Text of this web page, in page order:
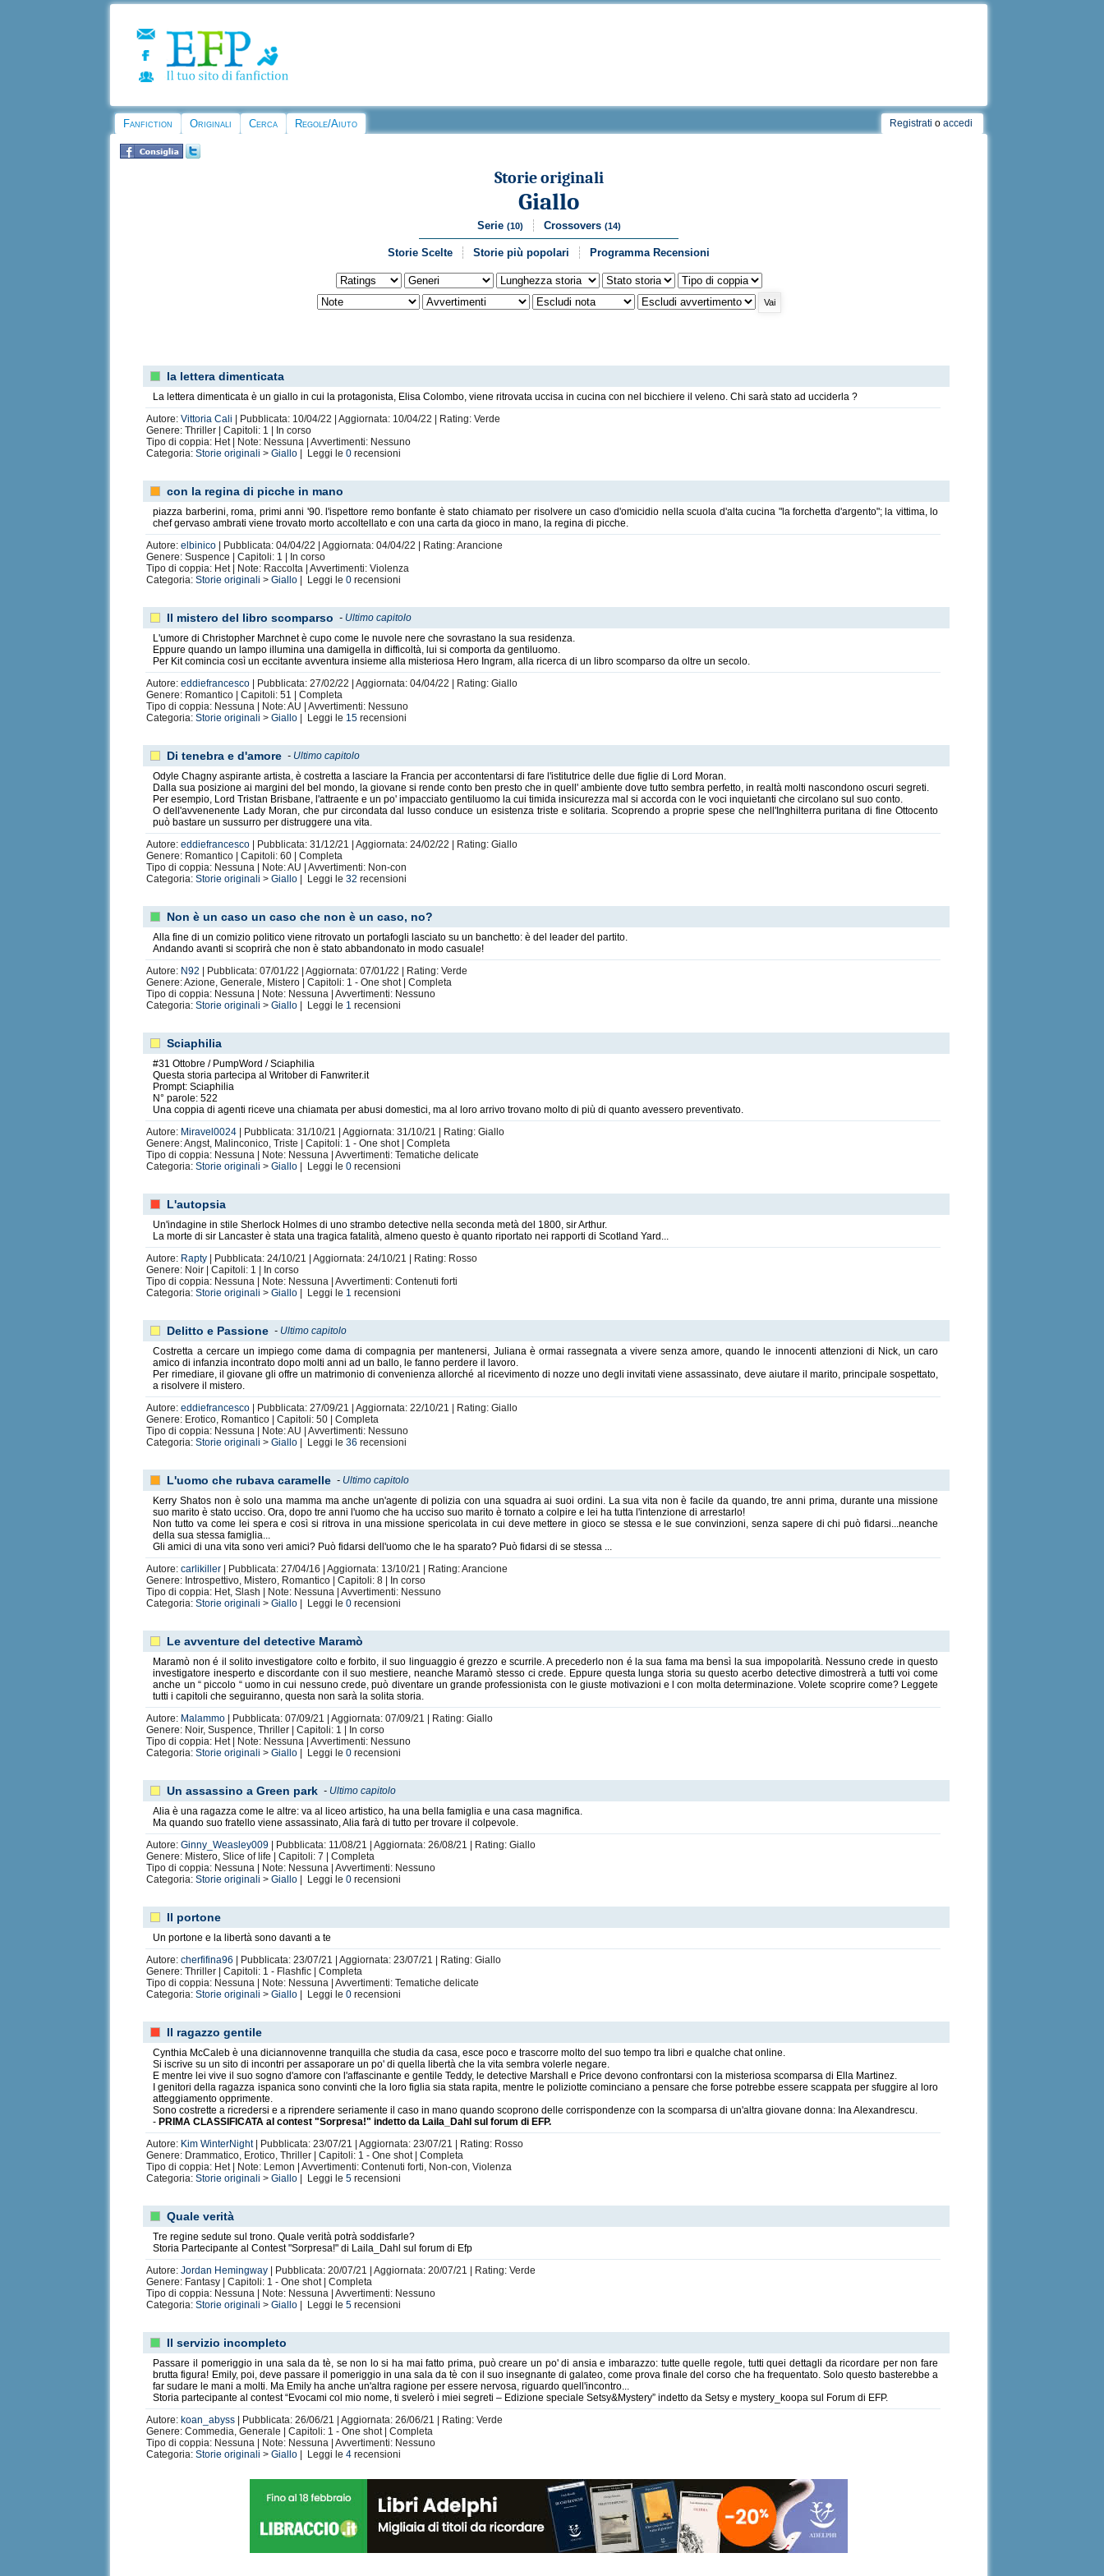
Fanfiction Originali Cerca Regole/Aiuto Registrati o accedi
Storie originali
Giallo
Serie (10) Crossovers (14)
Storie Scelte Storie più popolari Programma Recensioni
la lettera dimenticata
La lettera dimenticata è un giallo in cui la protagonista, Elisa Colombo, viene ritrovata uccisa in cucina con nel bicchiere il veleno. Chi sarà stato ad ucciderla ?
Autore:Vittoria Cali
| Pubblicata: 10/04/22 | Aggiornata: 10/04/22 | Rating: Verde
Genere: Thriller | Capitoli: 1 | In corso
Tipo di coppia: Het | Note: Nessuna | Avvertimenti: Nessuno
Categoria:Storie originali >Giallo | Leggi le0 recensioni
con la regina di picche in mano
piazza barberini, roma, primi anni '90. l'ispettore remo bonfante è stato chiamato per risolvere un caso d'omicidio nella scuola d'alta cucina "la forchetta d'argento"; la vittima, lo
chef gervaso ambrati viene trovato morto accoltellato e con una carta da gioco in mano, la regina di picche.
Autore:elbinico | Pubblicata: 04/04/22 | Aggiornata: 04/04/22 | Rating: Arancione
Genere: Suspence | Capitoli: 1 | In corso
Tipo di coppia: Het | Note: Raccolta | Avvertimenti: Violenza
Categoria:Storie originali >Giallo | Leggi le0 recensioni
Il mistero del libro scomparso - Ultimo capitolo
L'umore di Christopher Marchnet è cupo come le nuvole nere che sovrastano la sua residenza.
Eppure quando un lampo illumina una damigella in difficoltà, lui si comporta da gentiluomo.
Per Kit comincia così un eccitante avventura insieme alla misteriosa Hero Ingram, alla ricerca di un libro scomparso da oltre un secolo.
Autore:eddiefrancesco | Pubblicata: 27/02/22 | Aggiornata: 04/04/22 | Rating: Giallo
Genere: Romantico | Capitoli: 51 | Completa
Tipo di coppia: Nessuna | Note: AU | Avvertimenti: Nessuno
Categoria:Storie originali >Giallo | Leggi le 15 recensioni
Di tenebra e d'amore - Ultimo capitolo
Odyle Chagny aspirante artista, è costretta a lasciare la Francia per accontentarsi di fare l'istitutrice delle due figlie di Lord Moran.
Dalla sua posizione ai margini del bel mondo, la giovane si rende conto ben presto che in quell' ambiente dove tutto sembra perfetto, in realtà molti nascondono oscuri segreti.
Per esempio, Lord Tristan Brisbane, l'attraente e un po' impacciato gentiluomo la cui timida insicurezza mal si accorda con le voci inquietanti che circolano sul suo conto.
O dell'avvenenente Lady Moran, che pur circondata dal lusso conduce un esistenza triste e solitaria. Scoprendo a proprie spese che nell'Inghilterra puritana di fine Ottocento
può bastare un sussurro per distruggere una vita.
Autore:eddiefrancesco | Pubblicata: 31/12/21 | Aggiornata: 24/02/22 | Rating: Giallo
Genere: Romantico | Capitoli: 60 | Completa
Tipo di coppia: Nessuna | Note: AU | Avvertimenti: Non-con
Categoria:Storie originali >Giallo | Leggi le32 recensioni
Non è un caso un caso che non è un caso, no?
Alla fine di un comizio politico viene ritrovato un portafogli lasciato su un banchetto: è del leader del partito.
Andando avanti si scoprirà che non è stato abbandonato in modo casuale!
Autore: N92
| Pubblicata: 07/01/22 | Aggiornata: 07/01/22 | Rating: Verde
Genere: Azione, Generale, Mistero | Capitoli: 1 - One shot | Completa
Tipo di coppia: Nessuna | Note: Nessuna | Avvertimenti: Nessuno
Categoria:Storie originali >Giallo | Leggi le 1 recensioni
Sciaphilia
#31 Ottobre / PumpWord / Sciaphilia
Questa storia partecipa al Writober di Fanwriter.it
Prompt: Sciaphilia
N° parole: 522
Una coppia di agenti riceve una chiamata per abusi domestici, ma al loro arrivo trovano molto di più di quanto avessero preventivato.
Autore: Miravel0024 | Pubblicata: 31/10/21 | Aggiornata: 31/10/21 | Rating: Giallo
Genere: Angst, Malinconico, Triste | Capitoli: 1 - One shot | Completa
Tipo di coppia: Nessuna | Note: Nessuna | Avvertimenti: Tematiche delicate
Categoria:Storie originali >Giallo | Leggi le0 recensioni
L'autopsia
Un'indagine in stile Sherlock Holmes di uno strambo detective nella seconda metà del 1800, sir Arthur.
La morte di sir Lancaster è stata una tragica fatalità, almeno questo è quanto riportato nei rapporti di Scotland Yard...
Autore: Rapty | Pubblicata: 24/10/21 | Aggiornata: 24/10/21 | Rating: Rosso
Genere: Noir | Capitoli: 1 | In corso
Tipo di coppia: Nessuna | Note: Nessuna | Avvertimenti: Contenuti forti
Categoria:Storie originali >Giallo | Leggi le 1 recensioni
Delitto e Passione - Ultimo capitolo
Costretta a cercare un impiego come dama di compagnia per mantenersi, Juliana è ormai rassegnata a vivere senza amore, quando le innocenti attenzioni di Nick, un caro
amico di infanzia incontrato dopo molti anni ad un ballo, le fanno perdere il lavoro.
Per rimediare, il giovane gli offre un matrimonio di convenienza allorché al ricevimento di nozze uno degli invitati viene assassinato, deve aiutare il marito, principale sospettato,
a risolvere il mistero.
Autore:eddiefrancesco | Pubblicata: 27/09/21 | Aggiornata: 22/10/21 | Rating: Giallo
Genere: Erotico, Romantico | Capitoli: 50 | Completa
Tipo di coppia: Nessuna | Note: AU | Avvertimenti: Nessuno
Categoria:Storie originali >Giallo | Leggi le36 recensioni
L'uomo che rubava caramelle - Ultimo capitolo
Kerry Shatos non è solo una mamma ma anche un'agente di polizia con una squadra ai suoi ordini. La sua vita non è facile da quando, tre anni prima, durante una missione
suo marito è stato ucciso. Ora, dopo tre anni l'uomo che ha ucciso suo marito è tornato a colpire e lei ha tutta l'intenzione di arrestarlo!
Non tutto va come lei spera e così si ritrova in una missione spericolata in cui deve mettere in gioco se stessa e le sue convinzioni, senza sapere di chi può fidarsi...neanche
della sua stessa famiglia...
Gli amici di una vita sono veri amici? Può fidarsi dell'uomo che le ha sparato? Può fidarsi di se stessa ...
Autore:carlikiller | Pubblicata: 27/04/16 | Aggiornata: 13/10/21 | Rating: Arancione
Genere: Introspettivo, Mistero, Romantico | Capitoli: 8 | In corso
Tipo di coppia: Het, Slash | Note: Nessuna | Avvertimenti: Nessuno
Categoria:Storie originali >Giallo | Leggi le0 recensioni
Le avventure del detective Maramò
Maramò non é il solito investigatore colto e forbito, il suo linguaggio é grezzo e scurrile. A precederlo non é la sua fama ma bensì la sua impopolarità. Nessuno crede in questo
investigatore inesperto e discordante con il suo mestiere, neanche Maramò stesso ci crede. Eppure questa lunga storia su questo acerbo detective dimostrerà a tutti voi come
anche un “ piccolo “ uomo in cui nessuno crede, può diventare un grande professionista con le giuste motivazioni e l con molta determinazione. Volete scoprire come? Leggete
tutti i capitoli che seguiranno, questa non sarà la solita storia.
Autore: Malammo | Pubblicata: 07/09/21 | Aggiornata: 07/09/21 | Rating: Giallo
Genere: Noir, Suspence, Thriller | Capitoli: 1 | In corso
Tipo di coppia: Het | Note: Nessuna | Avvertimenti: Nessuno
Categoria:Storie originali >Giallo | Leggi le0 recensioni
Un assassino a Green park - Ultimo capitolo
Alia è una ragazza come le altre: va al liceo artistico, ha una bella famiglia e una casa magnifica.
Ma quando suo fratello viene assassinato, Alia farà di tutto per trovare il colpevole.
Autore:Ginny_Weasley009 | Pubblicata: 11/08/21 | Aggiornata: 26/08/21 | Rating: Giallo
Genere: Mistero, Slice of life | Capitoli: 7 | Completa
Tipo di coppia: Nessuna | Note: Nessuna | Avvertimenti: Nessuno
Categoria:Storie originali >Giallo | Leggi le0 recensioni
Il portone
Un portone e la libertà sono davanti a te
Autore:cherfifina96
| Pubblicata: 23/07/21 | Aggiornata: 23/07/21 | Rating: Giallo
Genere: Thriller | Capitoli: 1 - Flashfic | Completa
Tipo di coppia: Nessuna | Note: Nessuna | Avvertimenti: Tematiche delicate
Categoria:Storie originali >Giallo | Leggi le0 recensioni
Il ragazzo gentile
Cynthia McCaleb è una diciannovenne tranquilla che studia da casa, esce poco e trascorre molto del suo tempo tra libri e qualche chat online.
Si iscrive su un sito di incontri per assaporare un po' di quella libertà che la vita sembra volerle negare.
E mentre lei vive il suo sogno d'amore con l'affascinante e gentile Teddy, le detective Marshall e Price devono confrontarsi con la misteriosa scomparsa di Ella Martinez.
I genitori della ragazza ispanica sono convinti che la loro figlia sia stata rapita, mentre le poliziotte cominciano a pensare che forse potrebbe essere scappata per sfuggire al loro
atteggiamento opprimente.
Sono costrette a ricredersi e a riprendere seriamente il caso in mano quando scoprono delle corrispondenze con la scomparsa di un'altra giovane donna: Ina Alexandrescu.
- PRIMA CLASSIFICATA al contest "Sorpresa!" indetto da Laila_Dahl sul forum di EFP.
Autore: Kim WinterNight| Pubblicata: 23/07/21 | Aggiornata: 23/07/21 | Rating: Rosso
Genere: Drammatico, Erotico, Thriller | Capitoli: 1 - One shot | Completa
Tipo di coppia: Het | Note: Lemon | Avvertimenti: Contenuti forti, Non-con, Violenza
Categoria:Storie originali >Giallo | Leggi le5 recensioni
Quale verità
Tre regine sedute sul trono. Quale verità potrà soddisfarle?
Storia Partecipante al Contest "Sorpresa!" di Laila_Dahl sul forum di Efp
Autore:Jordan Hemingway | Pubblicata: 20/07/21 | Aggiornata: 20/07/21 | Rating: Verde
Genere: Fantasy | Capitoli: 1 - One shot | Completa
Tipo di coppia: Nessuna | Note: Nessuna | Avvertimenti: Nessuno
Categoria:Storie originali >Giallo | Leggi le5 recensioni
Il servizio incompleto
Passare il pomeriggio in una sala da tè, se non lo si ha mai fatto prima, può creare un po' di ansia e imbarazzo: tutte quelle regole, tutti quei dettagli da ricordare per non fare
brutta figura! Emily, poi, deve passare il pomeriggio in una sala da tè con il suo insegnante di galateo, come prova finale del corso che ha frequentato. Solo questo basterebbe a
far sudare le mani a molti. Ma Emily ha anche un'altra ragione per essere nervosa, riguardo quell'incontro...
Storia partecipante al contest “Evocami col mio nome, ti svelerò i miei segreti – Edizione speciale Setsy&Mystery” indetto da Setsy e mystery_koopa sul Forum di EFP.
Autore: koan_abyss | Pubblicata: 26/06/21 | Aggiornata: 26/06/21 | Rating: Verde
Genere: Commedia, Generale | Capitoli: 1 - One shot | Completa
Tipo di coppia: Nessuna | Note: Nessuna | Avvertimenti: Nessuno
Categoria:Storie originali >Giallo | Leggi le4 recensioni